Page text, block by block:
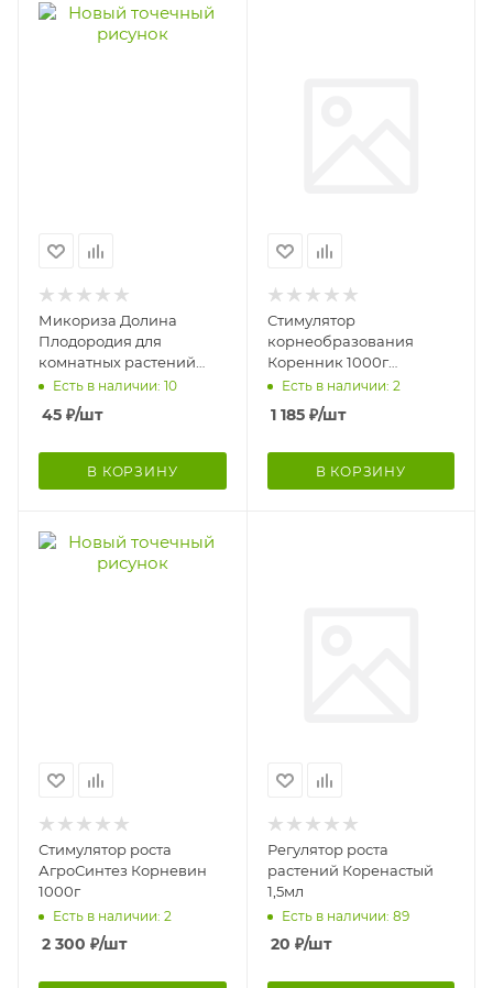
Микориза Долина
Плодородия для
комнатных растений
10грЕсть в наличии: 10
45 ₽/шт
В КОРЗИНУ
Стимулятор
корнеобразования
Коренник 1000г
Щёлково
Есть в наличии: 2
1 185₽/шт
В КОРЗИНУ
Стимулятор роста
АгроСинтез Корневин
1000г
Есть в наличии: 2
2 300 ₽/шт
Регулятор роста
растений Коренастый
1,5мл
Есть в наличии: 89
20 ₽/шт